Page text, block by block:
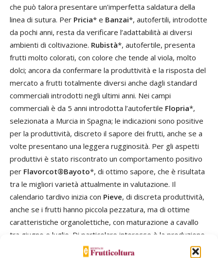
che può talora presentare un’imperfetta saldatura della
linea di sutura. Per Pricia* e Banzai*, autofertili, introdotte
da pochi anni, resta da verificare l’adattabilità ai diversi
ambienti di coltivazione. Rubistà*, autofertile, presenta
frutti molto colorati, con colore che tende al viola, molto
dolci; ancora da confermare la produttività e la risposta del
mercato a frutti totalmente diversi anche dagli standard
commerciali introdotti negli ultimi anni. Nei campi
commerciali è da 5 anni introdotta l’autofertile Flopria*,
selezionata a Murcia in Spagna; le indicazioni sono positive
per la produttività, discreto il sapore dei frutti, anche se a
volte presentano una leggera rugginosità. Per gli aspetti
produttivi è stato riscontrato un comportamento positivo
per Flavorcot®Bayoto*, di ottimo sapore, che è risultata
tra le migliori varietà attualmente in valutazione. Il
calendario tardivo inizia con Pieve, di discreta produttività,
anche se i frutti hanno piccola pezzatura, ma di ottime
caratteristiche organolettiche, con maturazione a cavallo
tra giugno e luglio. Di particolare interesse è la produzione
molto tardiva che inizia conFaralia
, con frutti di sapore